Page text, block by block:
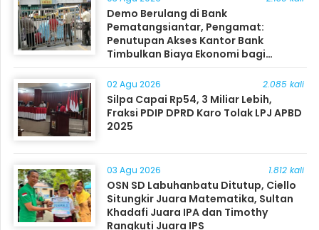
Demo Berulang di Bank
Pematangsiantar, Pengamat:
Penutupan Akses Kantor Bank
Timbulkan Biaya Ekonomi bagi
Masyarakat
02 Agu 2026 2.085 kali
Silpa Capai Rp54, 3 Miliar Lebih,
Fraksi PDIP DPRD Karo Tolak LPJ APBD
2025
03 Agu 2026 1.812 kali
OSN SD Labuhanbatu Ditutup, Ciello
Situngkir Juara Matematika, Sultan
Khadafi Juara IPA dan Timothy
Rangkuti Juara IPS